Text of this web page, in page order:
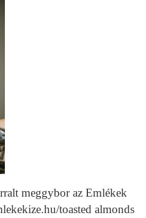
meggybor az Emlékek
toasted almonds